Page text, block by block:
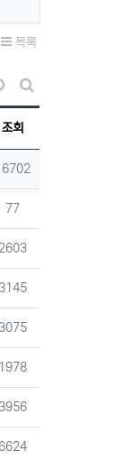
목록
날짜순 정렬
게시판 검색
조회
회
조회
77
조회
2603
조회
3145
조회
3075
조회
1978
조회
3956
조회
6624